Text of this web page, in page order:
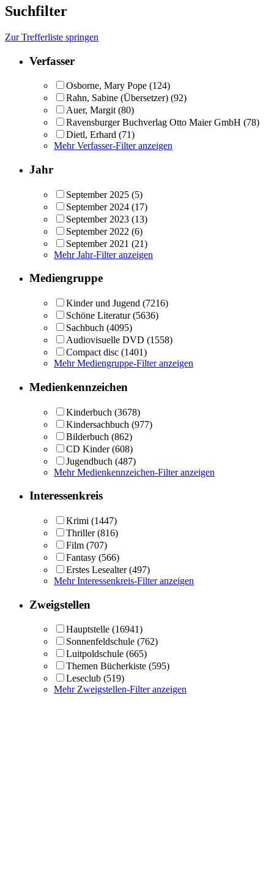
Suchfilter
Zur Trefferliste springen
Verfasser
Osborne, Mary Pope (124)
Rahn, Sabine (Übersetzer) (92)
Auer, Margit (80)
Ravensburger Buchverlag Otto Maier GmbH (78)
Dietl, Erhard (71)
Mehr Verfasser-Filter anzeigen
Jahr
September 2025 (5)
September 2024 (17)
September 2023 (13)
September 2022 (6)
September 2021 (21)
Mehr Jahr-Filter anzeigen
Mediengruppe
Kinder und Jugend (7216)
Schöne Literatur (5636)
Sachbuch (4095)
Audiovisuelle DVD (1558)
Compact disc (1401)
Mehr Mediengruppe-Filter anzeigen
Medienkennzeichen
Kinderbuch (3678)
Kindersachbuch (977)
Bilderbuch (862)
CD Kinder (608)
Jugendbuch (487)
Mehr Medienkennzeichen-Filter anzeigen
Interessenkreis
Krimi (1447)
Thriller (816)
Film (707)
Fantasy (566)
Erstes Lesealter (497)
Mehr Interessenkreis-Filter anzeigen
Zweigstellen
Hauptstelle (16941)
Sonnenfeldschule (762)
Luitpoldschule (665)
Themen Bücherkiste (595)
Leseclub (519)
Mehr Zweigstellen-Filter anzeigen